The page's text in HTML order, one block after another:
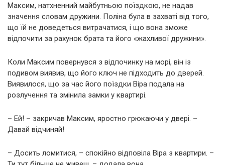
Максим, натхненний майбутньою поїздкою, не надав
значення словам дружини. Поліна була в захваті від того,
що їй не доведеться витрачатися, і що вона зможе
відпочити за рахунок брата та його «жахливої дружини».
Коли Максим повернувся з відпочинку на морі, він із
подивом виявив, що його ключ не підходить до дверей.
Виявилося, що за час його поїздки Віра подала на
розлучення та змінила замки у квартирі.
– Ей! – закричав Максим, яростно грюкаючи у двері. –
Давай відчиняй!
– Досить ломитися, – спокійно відповіла Віра з квартири. –